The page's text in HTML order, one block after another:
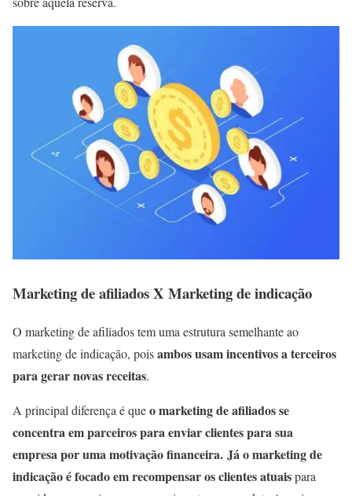
Marketing de afiliados X Marketing de indicação
O marketing de afiliados tem uma estrutura semelhante ao
marketing de indicação, poisambos usam incentivos a terceiros
para gerar novas receitas.
A principal diferença é queo marketing de afiliados se
concentra em parceiros para enviar clientes para sua
empresa por uma motivação financeira. Já o marketing de
indicação é focado em recompensar os clientes atuaispara